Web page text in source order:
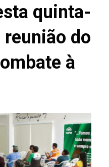
quinta-
do
à